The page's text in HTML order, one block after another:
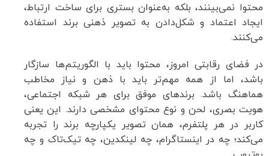
محتوا نمی‌بینند، بلکه به‌عنوان بستری برای ساخت ارتباط،
ایجاد اعتماد و شکل‌دادن به تصویر ذهنی برند استفاده
می‌کنند.
در فضای رقابتی امروز، محتوا باید با الگوریتم‌ها سازگار
باشد، اما از همه مهم‌تر باید با ذهن و نیاز مخاطب
هماهنگ باشد. برندهای موفق برای هر شبکه اجتماعی،
هویت بصری، لحن و نوع محتوای مشخصی دارند. این یعنی
کاربر در هر پلتفرم، همان تصویر یکپارچه برند را تجربه
می‌کند؛ چه در اینستاگرام، چه لینکدین، چه تیک‌تاک و چه